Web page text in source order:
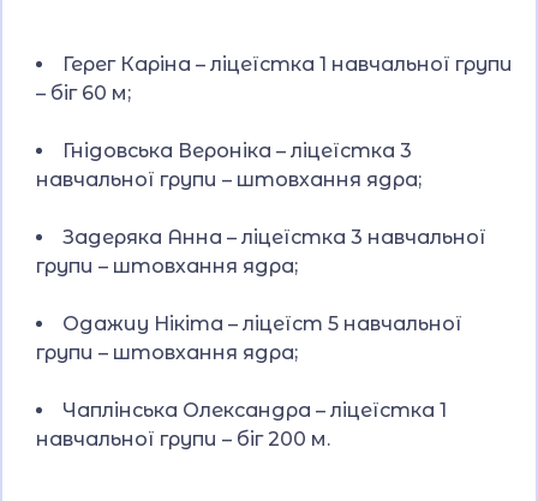
Герег Каріна – ліцеїстка 1 навчальної групи
– біг 60 м;
Гнідовська Вероніка – ліцеїстка 3
навчальної групи – штовхання ядра;
Задеряка Анна – ліцеїстка 3 навчальної
групи – штовхання ядра;
Одажиу Нікіта – ліцеїст 5 навчальної
групи – штовхання ядра;
Чаплінська Олександра – ліцеїстка 1
навчальної групи – біг 200 м.